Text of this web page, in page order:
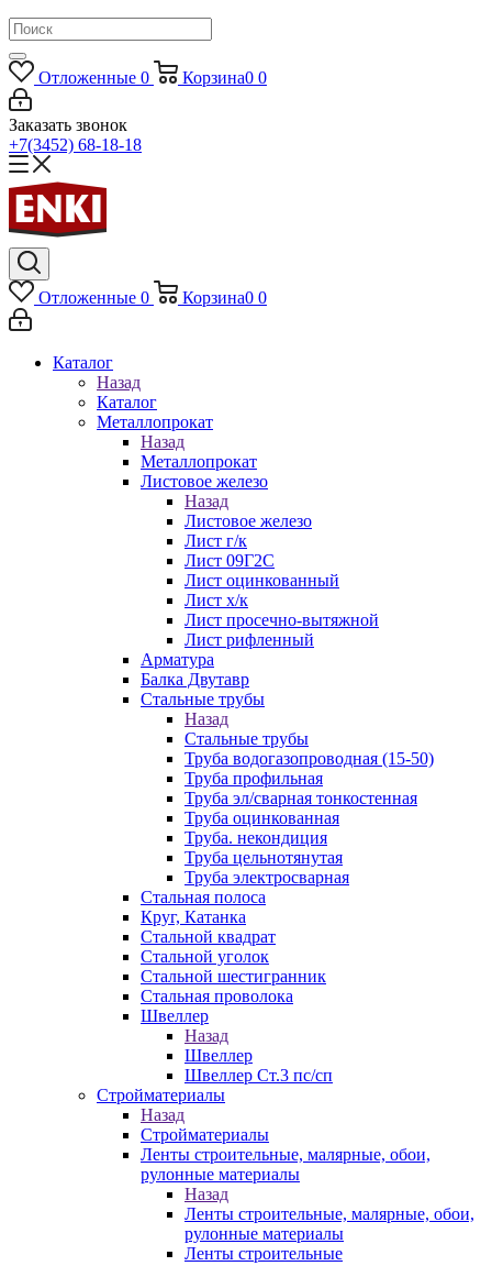
Отложенные 0 Корзина0 0
Заказать звонок
+7(3452) 68-18-18
Отложенные 0 Корзина0 0
Каталог
Назад
Каталог
Металлопрокат
Назад
Металлопрокат
Листовое железо
Назад
Листовое железо
Лист г/к
Лист 09Г2С
Лист оцинкованный
Лист х/к
Лист просечно-вытяжной
Лист рифленный
Арматура
Балка Двутавр
Стальные трубы
Назад
Стальные трубы
Труба водогазопроводная (15-50)
Труба профильная
Труба эл/сварная тонкостенная
Труба оцинкованная
Труба. некондиция
Труба цельнотянутая
Труба электросварная
Стальная полоса
Круг, Катанка
Стальной квадрат
Стальной уголок
Стальной шестигранник
Стальная проволока
Швеллер
Назад
Швеллер
Швеллер Ст.3 пс/сп
Стройматериалы
Назад
Стройматериалы
Ленты строительные, малярные, обои,
рулонные материалы
Назад
Ленты строительные, малярные, обои,
рулонные материалы
Ленты строительные